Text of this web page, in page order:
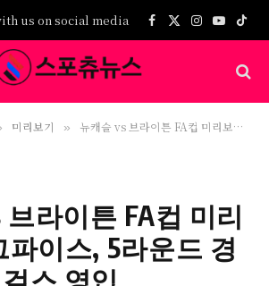
us on social media Facebook
X
Instagram
미리보기 » 뉴캐슬 vs 브라이튼 FA컵 미리보기: 매그파이스, 5라운드 경기에서 시걸스 영입
라이튼 FA컵 미리
파이스, 5라운드 경